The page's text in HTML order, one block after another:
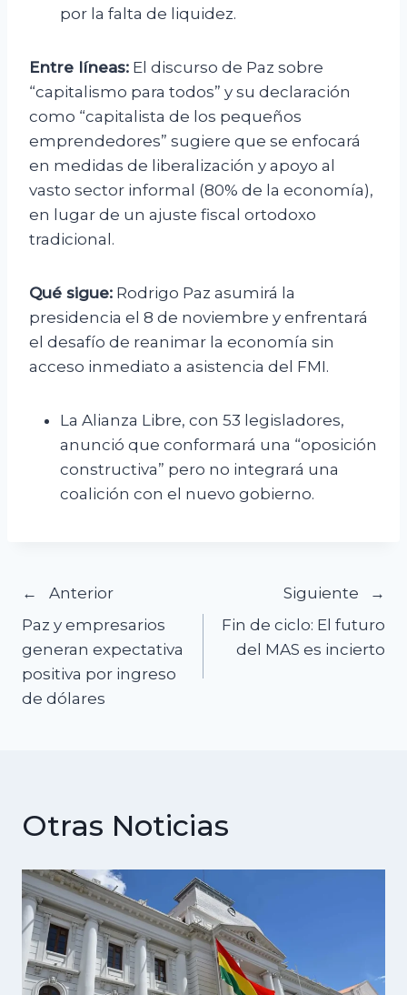
por la falta de liquidez.
Entre líneas: El discurso de Paz sobre
“capitalismo para todos” y su declaración
como “capitalista de los pequeños
emprendedores” sugiere que se enfocará
en medidas de liberalización y apoyo al
vasto sector informal (80% de la economía),
en lugar de un ajuste fiscal ortodoxo
tradicional.
Qué sigue: Rodrigo Paz asumirá la
presidencia el 8 de noviembre y enfrentará
el desafío de reanimar la economía sin
acceso inmediato a asistencia del FMI.
La Alianza Libre, con 53 legisladores,
anunció que conformará una “oposición
constructiva” pero no integrará una
coalición con el nuevo gobierno.
Navegación
de
entradas
Anterior
Paz y empresarios
generan expectativa
positiva por ingreso
de dólares
Siguiente
Fin de ciclo: El futuro
del MAS es incierto
Otras Noticias